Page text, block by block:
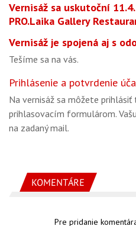
Vernisáž sa uskutoční
PRO.Laika Gallery
Vernisáž je spojená aj s
Tešíme sa na vás.
Prihlásenie a potvrdenie
Na vernisáž sa môžete
prihlasovacím formulárom.
na zadaný mail.
KOMENTÁRE
Pre pridanie